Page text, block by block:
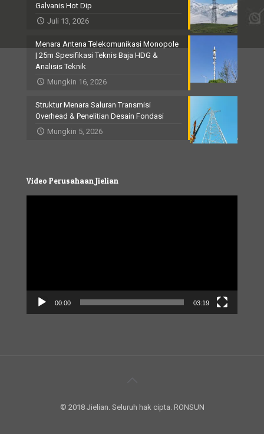
Galvanis Hot Dip
Juli 13, 2026
Menara Antena Telekomunikasi Monopole
| 25m Spesifikasi Teknis Baja HDG &
Analisis Teknik
Mungkin 16, 2026
Struktur Menara Saluran Transmisi
Overhead & Penelitian Desain Fondasi
Mungkin 5, 2026
Video Perusahaan Jielian
00:00 03:19
© 2018 Jielian. Seluruh hak cipta. RONSUN